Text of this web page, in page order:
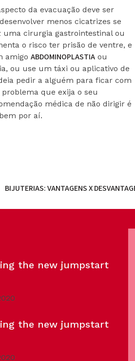
da evacuação deve ser
menos cicatrizes se
uma cirurgia gastrointestinal ou
o risco ter prisão de ventre, e
amigoABDOMINOPLASTIA ou
ou use um táxi ou aplicativo de
pedir a alguém para ficar com
que exija o seu
médica de não dirigir é
por aí.
BIJUTERIAS: VANTAGENS X
the new jumpstart
the new jumpstart